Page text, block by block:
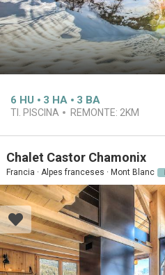
6 HU 3 HA 3 BA
TI. PISCINA REMONTE: 2KM
Chalet Castor Chamonix
Francia · Alpes franceses · Mont Blanc